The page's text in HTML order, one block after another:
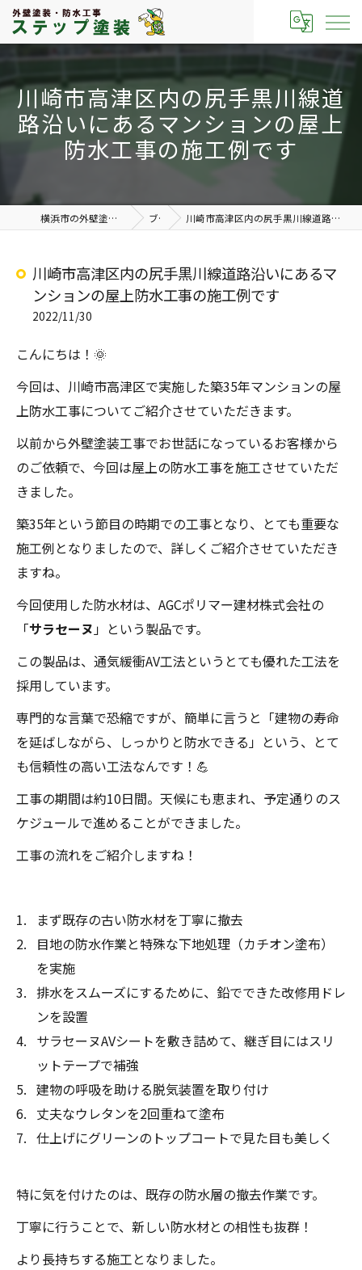
川崎市高津区内の尻手黒川線道
路沿いにあるマンションの屋上
防水工事の施工例です
横浜市の外壁塗装なら有限会社ステップ塗装 ブログ 川崎市高津区内の尻手黒川線道路沿いにあるマンションの屋上防水工事の施工例です
川崎市高津区内の尻手黒川線道路沿いにあるマ
ンションの屋上防水工事の施工例です
2022/11/30
こんにちは！🌞
今回は、川崎市高津区で実施した築35年マンションの屋
上防水工事についてご紹介させていただきます。
以前から外壁塗装工事でお世話になっているお客様から
のご依頼で、今回は屋上の防水工事を施工させていただ
きました。
築35年という節目の時期での工事となり、とても重要な
施工例となりましたので、詳しくご紹介させていただき
ますね。
今回使用した防水材は、AGCポリマー建材株式会社の
「サラセーヌ」という製品です。
この製品は、通気緩衝AV工法というとても優れた工法を
採用しています。
専門的な言葉で恐縮ですが、簡単に言うと「建物の寿命
を延ばしながら、しっかりと防水できる」という、とて
も信頼性の高い工法なんです！💪
工事の期間は約10日間。天候にも恵まれ、予定通りのス
ケジュールで進めることができました。
工事の流れをご紹介しますね！
まず既存の古い防水材を丁寧に撤去
目地の防水作業と特殊な下地処理（カチオン塗布）
を実施
排水をスムーズにするために、鉛でできた改修用ドレ
ンを設置
サラセーヌAVシートを敷き詰めて、継ぎ目にはスリ
ットテープで補強
建物の呼吸を助ける脱気装置を取り付け
丈夫なウレタンを2回重ねて塗布
仕上げにグリーンのトップコートで見た目も美しく
特に気を付けたのは、既存の防水層の撤去作業です。
丁寧に行うことで、新しい防水材との相性も抜群！
より長持ちする施工となりました。